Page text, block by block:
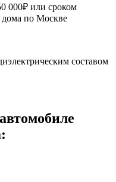
000₽ или сроком
дома по Москве
составом